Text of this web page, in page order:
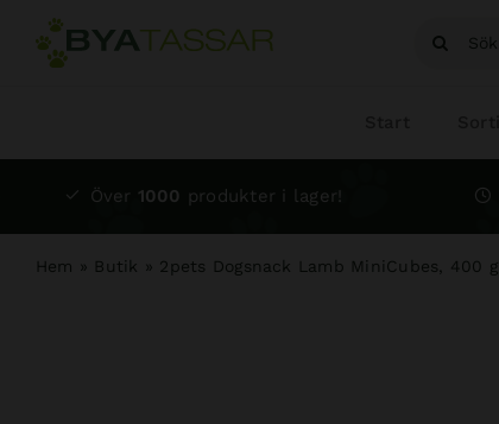
Fortsätt
Sök
Över 1000 produkter i lager!
Hem » Butik » 2pets Dogsnack Lamb MiniCubes, 400 g